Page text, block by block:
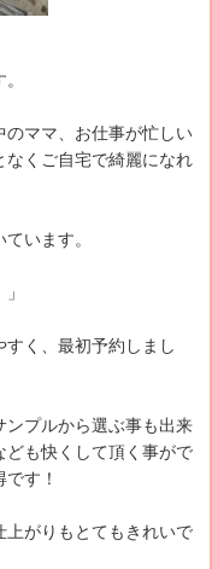
ママ、お仕事が忙しい
くご自宅で綺麗になれ
います。
く、最初予約しまし
プルから選ぶ事も出来
ども快くして頂く事がで
す！
がりもとてもきれいで